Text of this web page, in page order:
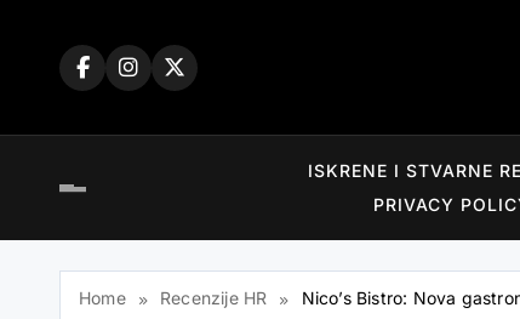
ISKRENE I STVARNE
PRIVACY
Home Recenzije HR Nico’s Bistro: Nova